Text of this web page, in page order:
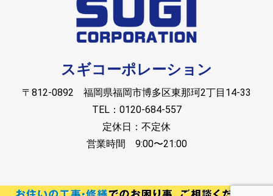
スギコーポレーション
〒812-0892 福岡県福岡市博多区東那珂2丁目14-33
TEL：0120-684-557
定休日：不定休
営業時間 9:00〜21:00